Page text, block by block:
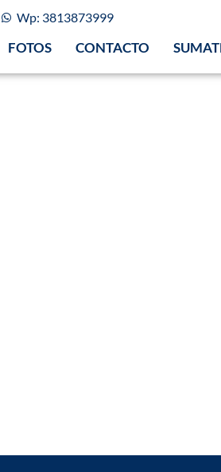
Wp: 3813873999
FOTOS CONTACTO